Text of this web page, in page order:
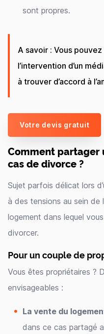
sont propres.
A savoir : Vous
l’intervention d’un
à trouver d’accord à
Votre devis gratuit
Comment partager
cas de divorce ?
Sujet parfois délicat lors
à des tensions au sein de
logement dans lequel
divorcer.
Pour un couple de
Vous êtes propriétaires ?
envisageables :
La vente du
dans ce cas partagé